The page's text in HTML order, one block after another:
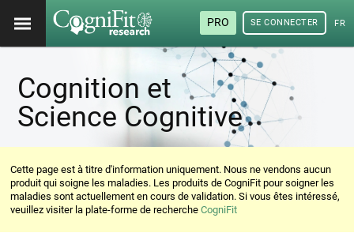
PRO SE CONNECTER
Cognition et
Science Cognitive
Cette page est à titre d'information uniquement. Nous ne vendons aucun
produit qui soigne les maladies. Les produits de CogniFit pour soigner les
maladies sont actuellement en cours de validation. Si vous êtes intéressé,
veuillez visiter la plate-forme de rechercheCogniFit